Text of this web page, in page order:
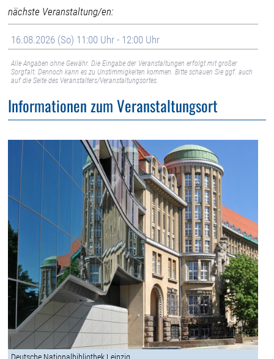
nächste Veranstaltung/en:
16.08.2026 (So) 11:00 Uhr - 12:00 Uhr
Alle Angaben ohne Gewähr. Die Eingabe der Veranstaltungen erfolgt mit großer
Sorgfalt. Dennoch kann es zu Unstimmigkeiten kommen. Bitte schauen Sie ggf. auch
auf die Seite des Veranstalters/Veranstaltungsortes.
Informationen zum Veranstaltungsort
Deutsche Nationalbibliothek Leipzig